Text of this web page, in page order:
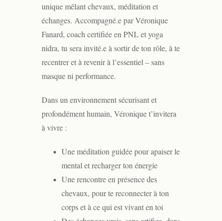
unique mêlant chevaux, méditation et
échanges. Accompagné.e par Véronique
Fanard, coach certifiée en PNL et yoga
nidra, tu sera invité.e à sortir de ton rôle, à te
recentrer et à revenir à l’essentiel – sans
masque ni performance.
Dans un environnement sécurisant et
profondément humain, Véronique t’invitera
à vivre :
Une méditation guidée pour apaiser le
mental et recharger ton énergie
Une rencontre en présence des
chevaux, pour te reconnecter à ton
corps et à ce qui est vivant en toi